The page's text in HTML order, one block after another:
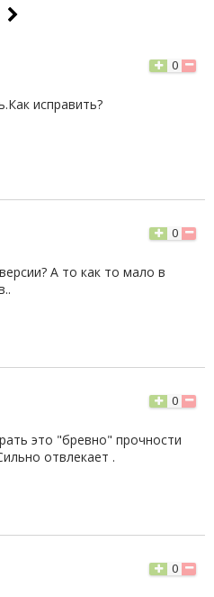
0
исправить?
0
А то как то мало в
0
это "бревно" прочности
отвлекает .
0